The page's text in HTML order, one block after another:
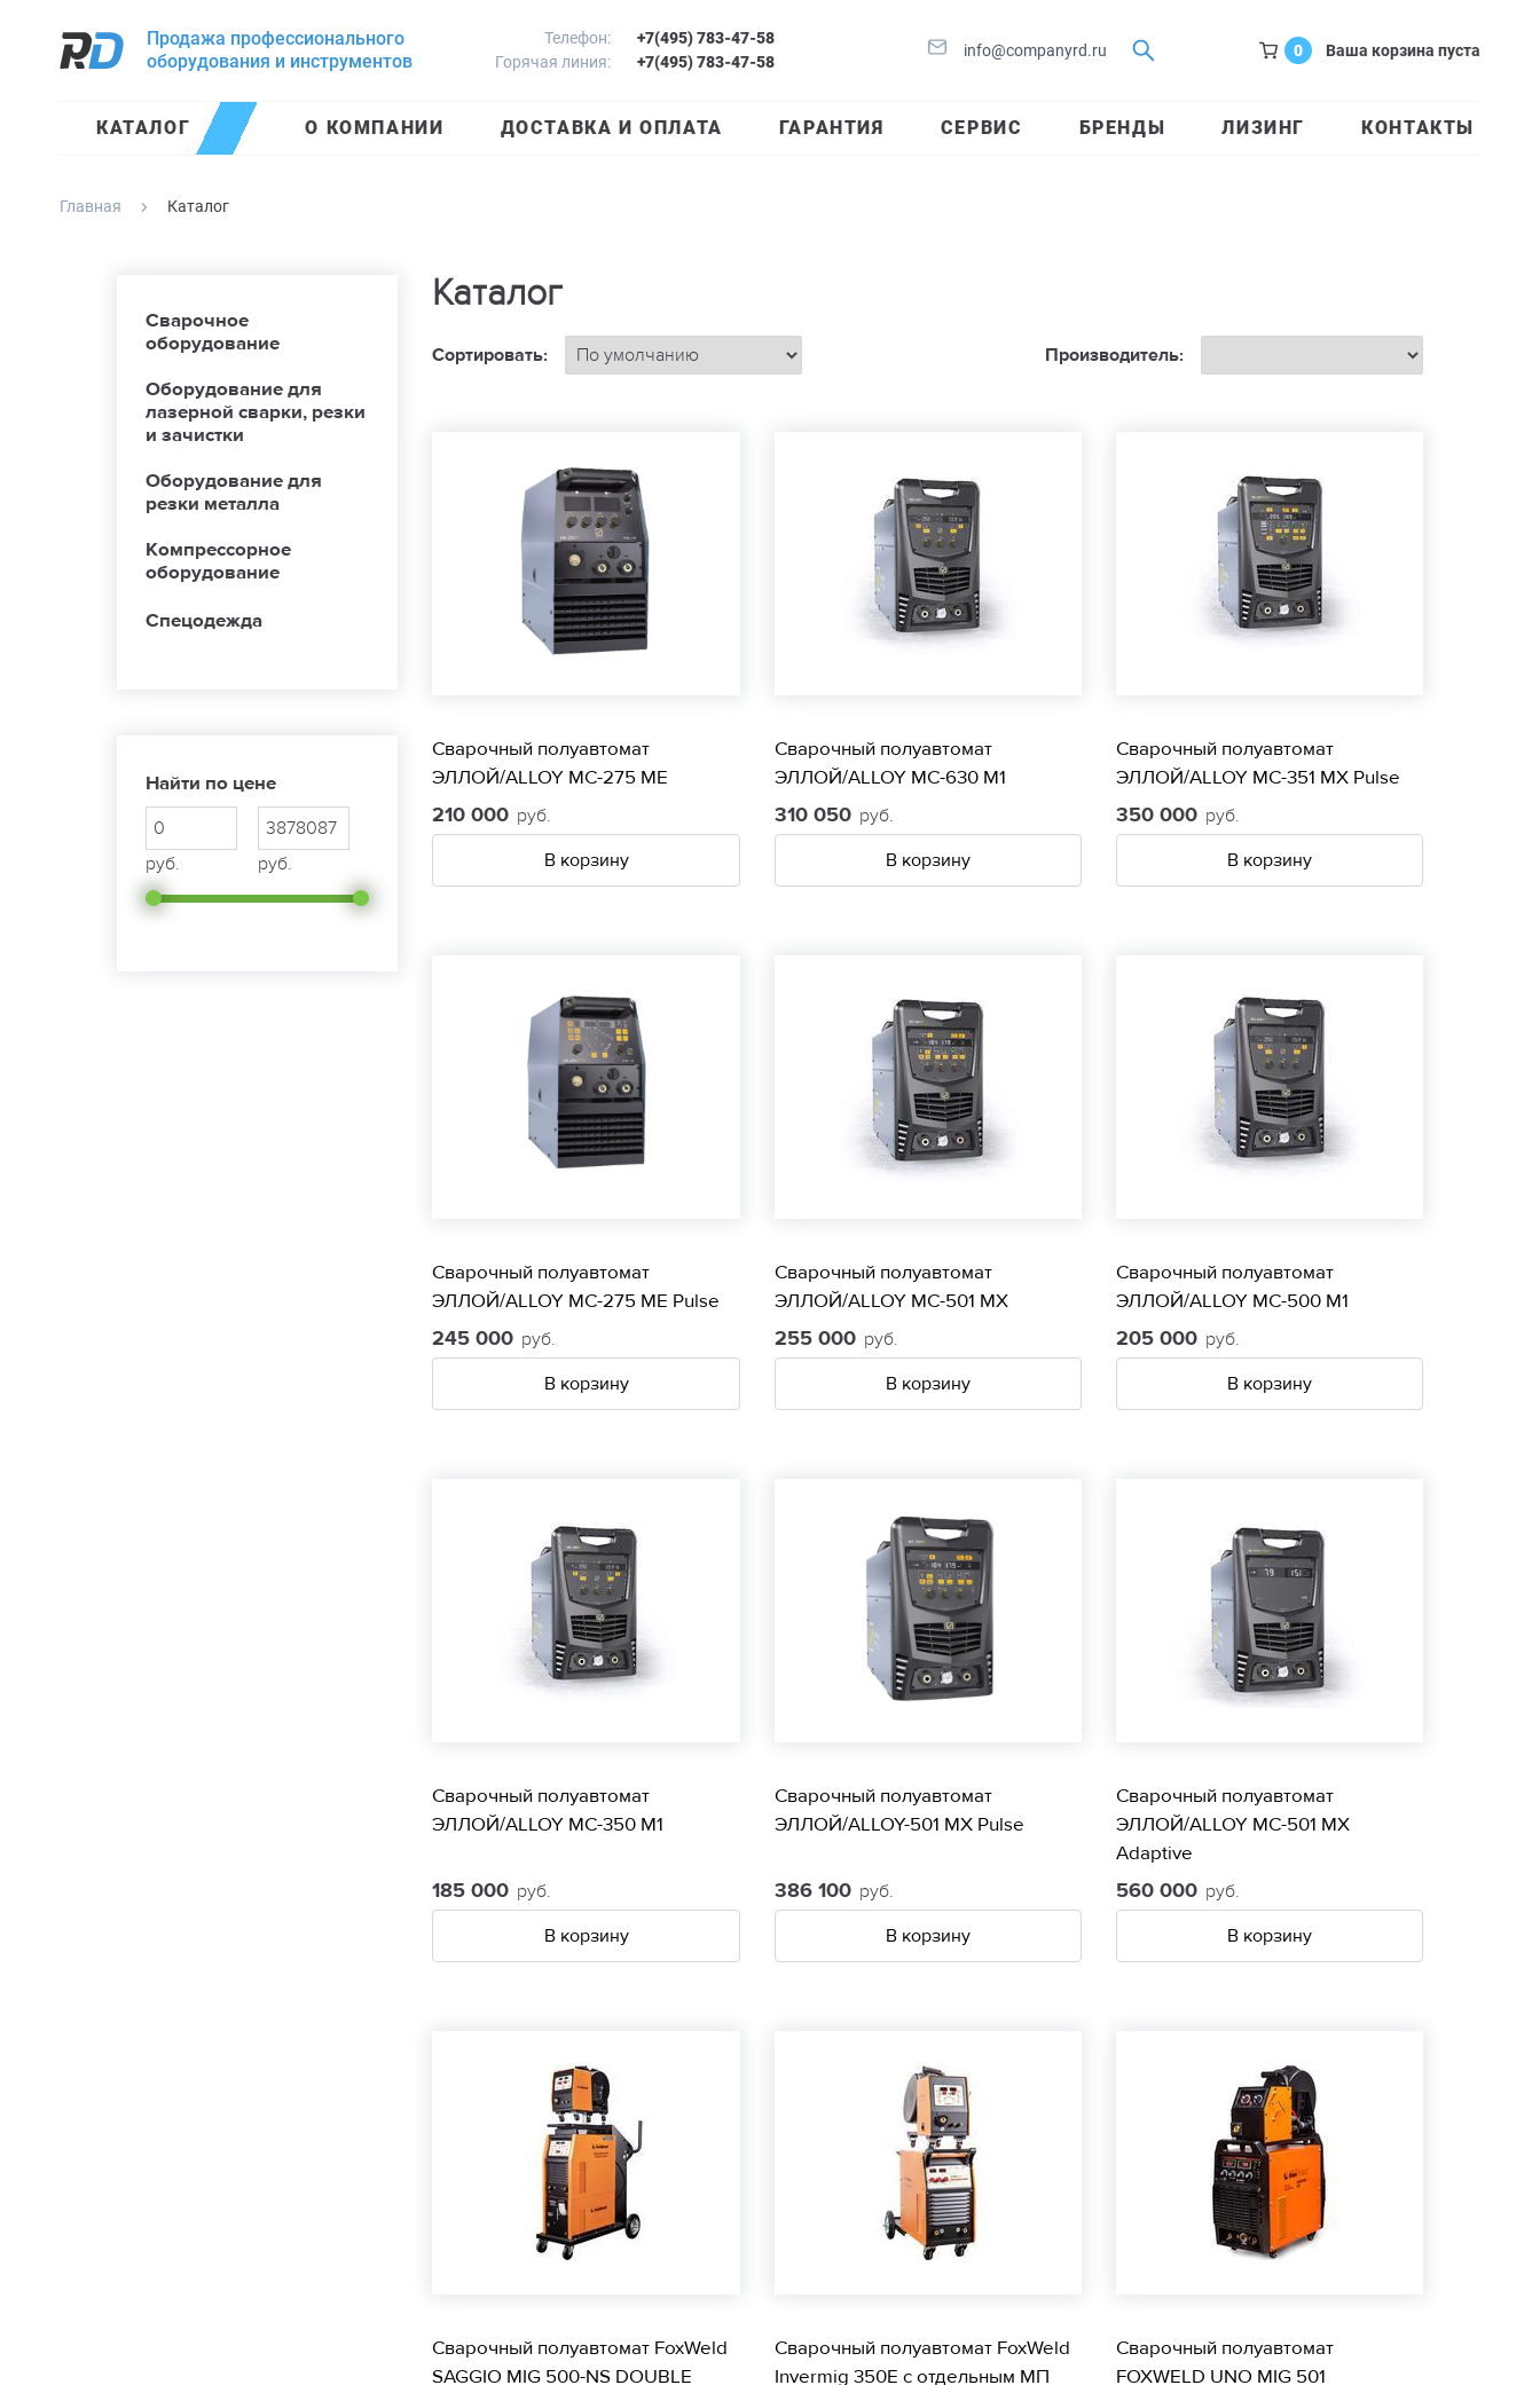
Продажа профессионального
оборудования и инструментов
Телефон:
+7(495) 783-47-58
Горячая линия:
+7(495) 783-47-58
info@companyrd.ru 0 Ваша корзина пуста
КАТАЛОГ О КОМПАНИИ ДОСТАВКА И ОПЛАТА ГАРАНТИЯ СЕРВИС БРЕНДЫ ЛИЗИНГ КОНТАКТЫ
Главная Каталог
Сварочное
оборудование
Оборудование для
лазерной сварки, резки
и зачистки
Оборудование для
резки металла
Компрессорное
оборудование
Спецодежда
Найти по цене
руб. руб.
Каталог
Сортировать: Производитель:
Сварочный полуавтомат
ЭЛЛОЙ/ALLOY МС-275 МЕ
210 000 руб.
В корзину
Сварочный полуавтомат
ЭЛЛОЙ/ALLOY МС-630 М1
310 050 руб.
В корзину
Сварочный полуавтомат
ЭЛЛОЙ/ALLOY МС-351 МХ Pulse
350 000 руб.
В корзину
Сварочный полуавтомат
ЭЛЛОЙ/ALLOY МС-275 МЕ Pulse
245 000 руб.
В корзину
Сварочный полуавтомат
ЭЛЛОЙ/ALLOY МС-501 МХ
255 000 руб.
В корзину
Сварочный полуавтомат
ЭЛЛОЙ/ALLOY МС-500 М1
205 000 руб.
В корзину
Сварочный полуавтомат
ЭЛЛОЙ/ALLOY МС-350 М1
185 000 руб.
В корзину
Сварочный полуавтомат
ЭЛЛОЙ/ALLOY-501 МХ Pulse
386 100 руб.
В корзину
Сварочный полуавтомат
ЭЛЛОЙ/ALLOY МС-501 МХ
Adaptive
560 000 руб.
В корзину
Сварочный полуавтомат FoxWeld
SAGGIO MIG 500-NS DOUBLE
Сварочный полуавтомат FoxWeld
Invermig 350E с отдельным МП
Сварочный полуавтомат
FOXWELD UNO MIG 501